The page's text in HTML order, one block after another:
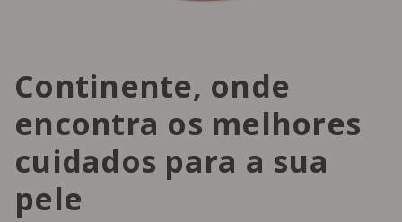
Continente, onde
encontra os melhores
cuidados para a sua
pele